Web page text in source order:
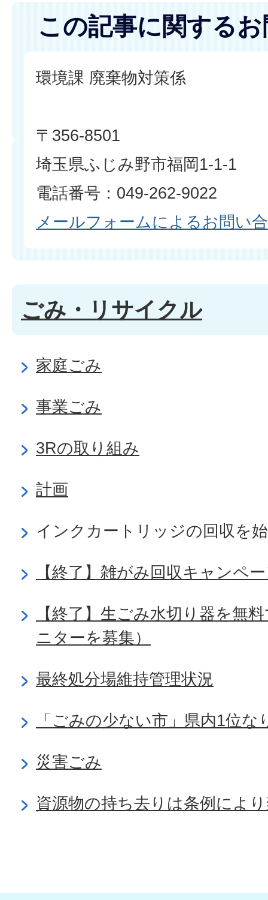
この記事に関する
環境課 廃棄物対策係
〒356-8501
埼玉県ふじみ野市福岡1-1-1
電話番号：049-262-9022
メールフォームによるお問い
ごみ・リサイクル
家庭ごみ
事業ごみ
3Rの取り組み
計画
インクカートリッジの回収を
【終了】雑がみ回収キャンペ
【終了】生ごみ水切り器を無
ニターを募集）
最終処分場維持管理状況
「ごみの少ない市」県内1位な
災害ごみ
資源物の持ち去りは条例によ